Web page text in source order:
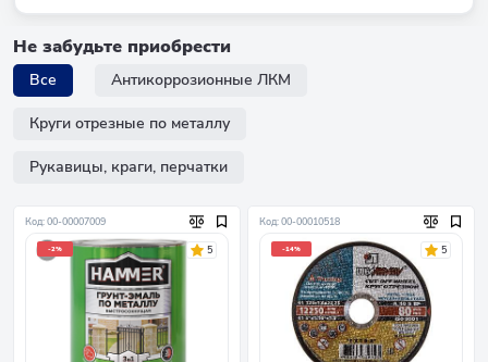
Не забудьте приобрести
Все Антикоррозионные ЛКМ
Круги отрезные по металлу
Рукавицы, краги, перчатки
Код: 00-00007009
-2% 5
Код: 00-00010518
-14% 5